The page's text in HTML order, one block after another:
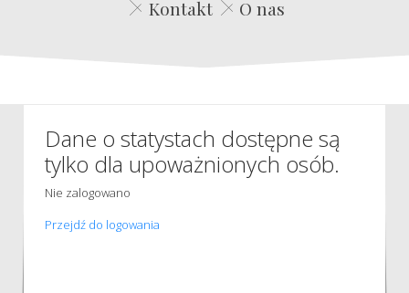
Kontakt
O nas
Dane o statystach dostępne są
tylko dla upoważnionych osób.
Nie zalogowano
Przejdź do logowania